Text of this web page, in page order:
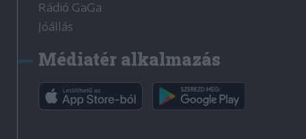
Rádió GaGa
Jóállás
Médiatér alkalmazás